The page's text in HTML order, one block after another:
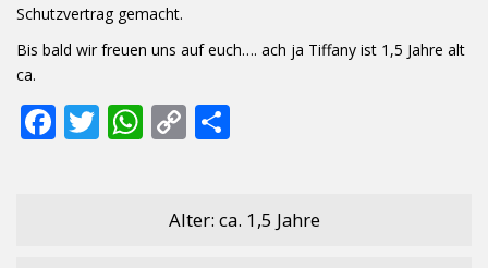
Schutzvertrag gemacht.
Bis bald wir freuen uns auf euch…. ach ja Tiffany ist 1,5 Jahre alt
ca.
F T W C
y n
Alter: ca. 1,5 Jahre